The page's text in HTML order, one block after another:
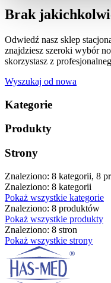
Brak
Odwiedź nasz sklep
znajdziesz szeroki wybór
skorzystasz z
Wyszukaj od nowa
Kategorie
Produkty
Strony
Znaleziono: 8 kategorii, 8
Znaleziono: 8 kategorii
Pokaż wszystkie kategorie
Znaleziono: 8 produktów
Pokaż wszystkie produkty
Znaleziono: 8 stron
Pokaż wszystkie strony